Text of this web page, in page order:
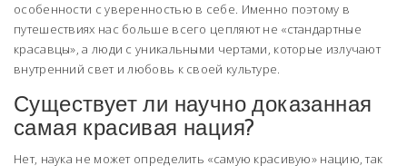
особенности с уверенностью в себе. Именно поэтому в
путешествиях нас больше всего цепляют не «стандартные
красавцы», а люди с уникальными чертами, которые излучают
внутренний свет и любовь к своей культуре.
Существует ли научно доказанная
самая красивая нация?
Нет, наука не может определить «самую красивую» нацию, так